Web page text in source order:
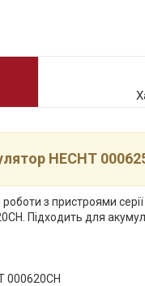
HECHT
з пристроями
Підходить для
000620CH